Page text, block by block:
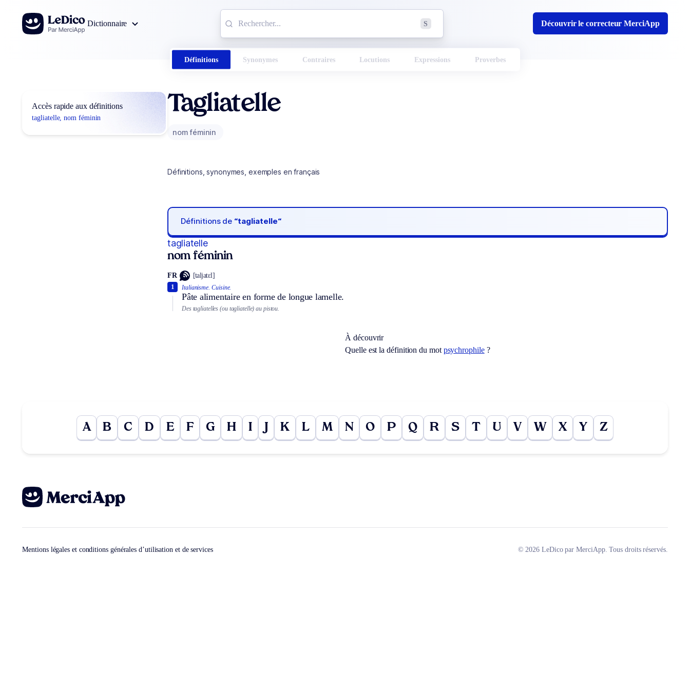
Aller au contenu
Dictionnaire
S Découvrir le correcteur MerciApp
Définitions Synonymes Contraires Locutions Expressions Proverbes
Accès rapide aux définitions
tagliatelle, nom féminin
Tagliatelle
nom féminin
Définitions, synonymes, exemples en français
Définitions de “tagliatelle“
tagliatelle
nom féminin
FR [taljatɛl]
Italianisme. Cuisine.
Pâte alimentaire en forme de longue lamelle.
1
Des tagliatelles (ou tagliatelle) au pistou.
À découvrir
Quelle est la définition du mot psychrophile?
A B C D E F G H I J K L M N O P Q R S T U V W X Y Z
Mentions légales et conditions générales d’utilisation et de services © 2026 LeDico par MerciApp. Tous droits réservés.